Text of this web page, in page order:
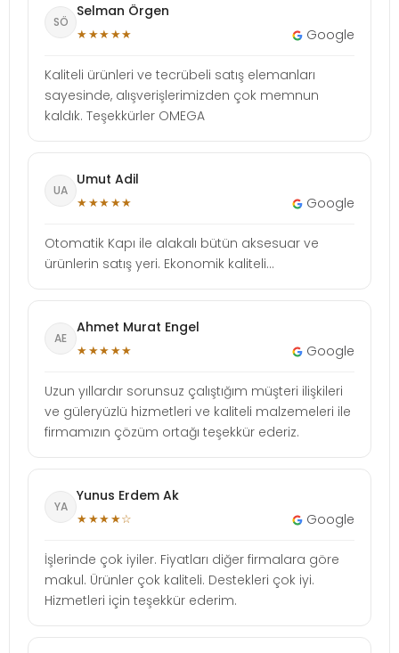
SÖ
Selman Örgen
★★★★★ Google
Kaliteli ürünleri ve tecrübeli satış elemanları
sayesinde, alışverişlerimizden çok memnun
kaldık. Teşekkürler OMEGA
UA
Umut Adil
★★★★★ Google
Otomatik Kapı ile alakalı bütün aksesuar ve
ürünlerin satış yeri. Ekonomik kaliteli...
AE
Ahmet Murat Engel
★★★★★ Google
Uzun yıllardır sorunsuz çalıştığım müşteri ilişkileri
ve güleryüzlü hizmetleri ve kaliteli malzemeleri ile
firmamızın çözüm ortağı teşekkür ederiz.
YA
Yunus Erdem Ak
★★★★☆ Google
İşlerinde çok iyiler. Fiyatları diğer firmalara göre
makul. Ürünler çok kaliteli. Destekleri çok iyi.
Hizmetleri için teşekkür ederim.